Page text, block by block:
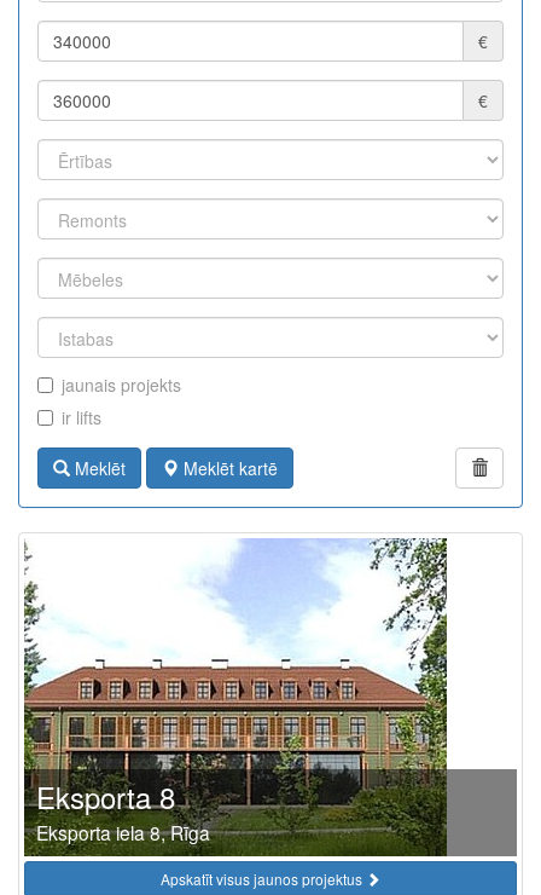
€
€
jaunais projekts
ir lifts
Meklēt Meklēt kartē
Eksporta 8
Eksporta iela 8, Rīga
Apskatīt visus jaunos projektus